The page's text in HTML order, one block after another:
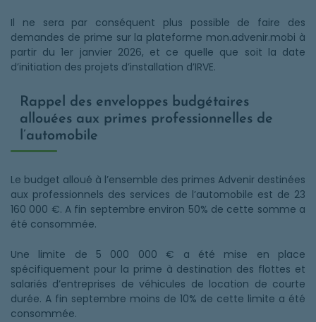
Il ne sera par conséquent plus possible de faire des
demandes de prime sur la plateforme mon.advenir.mobi à
partir du 1er janvier 2026, et ce quelle que soit la date
d’initiation des projets d’installation d’IRVE.
Rappel des enveloppes budgétaires
allouées aux primes professionnelles de
l’automobile
Le budget alloué à l’ensemble des primes Advenir destinées
aux professionnels des services de l’automobile est de 23
160 000 €. A fin septembre environ 50% de cette somme a
été consommée.
Une limite de 5 000 000 € a été mise en place
spécifiquement pour la prime à destination des flottes et
salariés d’entreprises de véhicules de location de courte
durée. A fin septembre moins de 10% de cette limite a été
consommée.